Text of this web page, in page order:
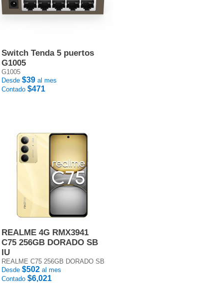
Switch Tenda 5 puertos
G1005
G1005
Desde $39 al mes
Contado $471
REALME 4G RMX3941
C75 256GB DORADO SB
IU
REALME C75 256GB DORADO SB
Desde $502 al mes
Contado $6,021